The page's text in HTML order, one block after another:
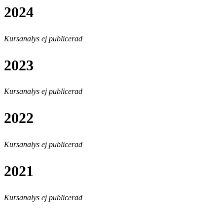
2024
Kursanalys ej publicerad
2023
Kursanalys ej publicerad
2022
Kursanalys ej publicerad
2021
Kursanalys ej publicerad